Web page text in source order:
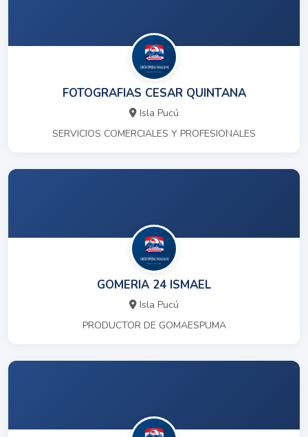
FOTOGRAFIAS CESAR QUINTANA
Isla Pucú
SERVICIOS COMERCIALES Y PROFESIONALES
GOMERIA 24 ISMAEL
Isla Pucú
PRODUCTOR DE GOMAESPUMA